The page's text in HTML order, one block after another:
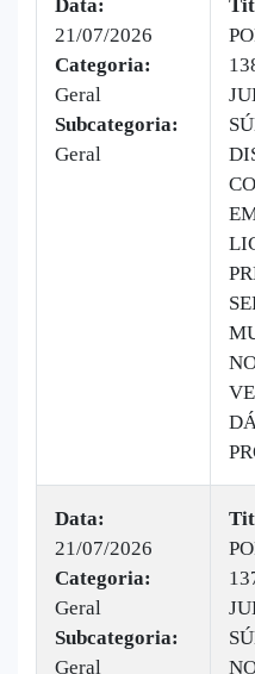
Data:
21/07/2026
Categoria:
Geral
Subcategoria:
Geral
Data:
21/07/2026
Categoria:
Geral
Subcategoria:
Geral